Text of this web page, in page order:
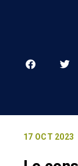
17 OCT 2023